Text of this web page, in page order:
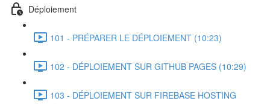
Déploiement
101 - PRÉPARER LE DÉPLOIEMENT (10:23)
102 - DÉPLOIEMENT SUR GITHUB PAGES (10:29)
103 - DÉPLOIEMENT SUR FIREBASE HOSTING